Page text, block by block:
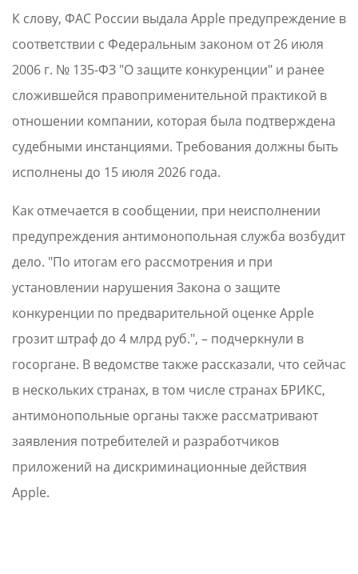
К слову, ФАС России выдала Apple предупреждение в
соответствии с Федеральным законом от 26 июля
2006 г. № 135-ФЗ "О защите конкуренции" и ранее
сложившейся правоприменительной практикой в
отношении компании, которая была подтверждена
судебными инстанциями. Требования должны быть
исполнены до 15 июля 2026 года.
Как отмечается в сообщении, при неисполнении
предупреждения антимонопольная служба возбудит
дело. "По итогам его рассмотрения и при
установлении нарушения Закона о защите
конкуренции по предварительной оценке Apple
грозит штраф до 4 млрд руб.", – подчеркнули в
госоргане. В ведомстве также рассказали, что сейчас
в нескольких странах, в том числе странах БРИКС,
антимонопольные органы также рассматривают
заявления потребителей и разработчиков
приложений на дискриминационные действия
Apple.